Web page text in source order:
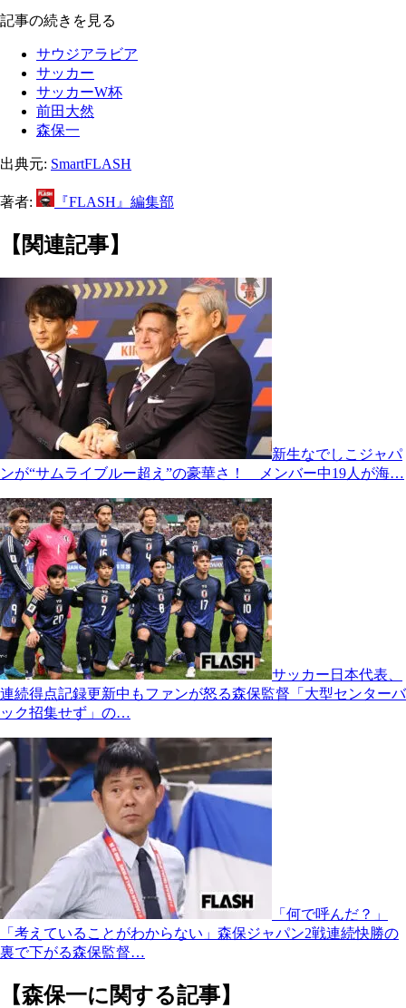
記事の続きを見る
サウジアラビア
サッカー
サッカーW杯
前田大然
森保一
出典元: SmartFLASH
著者: 『FLASH』編集部
【関連記事】
新生なでしこジャパ
ンが“サムライブルー超え”の豪華さ！ メンバー中19人が海…
サッカー日本代表、
連続得点記録更新中もファンが怒る森保監督「大型センターバ
ック招集せず」の…
「何で呼んだ？」
「考えていることがわからない」森保ジャパン2戦連続快勝の
裏で下がる森保監督…
【森保一に関する記事】